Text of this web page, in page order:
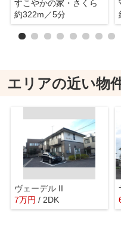
すこやかの家・さくら
約322m／5分
エリアの近い物
ヴェーデル II
7万円 / 2DK